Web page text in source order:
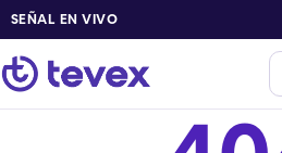
SEÑAL EN VIVO